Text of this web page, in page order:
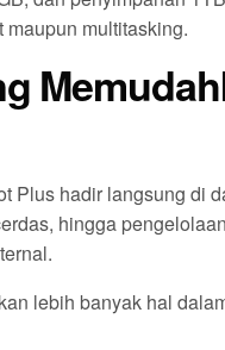
multitasking.
Plus hadir langsung di
hingga
lebih banyak hal